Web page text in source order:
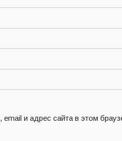
email и адрес сайта в этом